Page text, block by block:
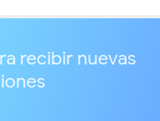
recibir nuevas